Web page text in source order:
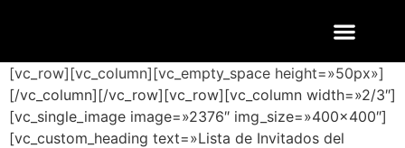
[vc_row][vc_column][vc_empty_space height=»50px»]
[/vc_column][/vc_row][vc_row][vc_column width=»2/3″]
[vc_single_image image=»2376″ img_size=»400×400″]
[vc_custom_heading text=»Lista de Invitados del